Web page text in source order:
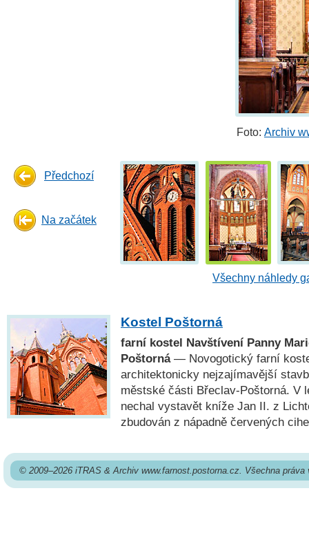
Foto: Archiv
Předchozí
Na začátek
Všechny náhledy
Kostel Poštorná
farní kostel Navštívení Panny
Poštorná— Novogotický farní
architektonicky nejzajímavější
městské části Břeclav-Poštorná. V
nechal vystavět kníže Jan II. z
zbudován z nápadně červených
© 2009–2026 iTRAS & Archiv www.farnost.postorna.cz. Všechna práva